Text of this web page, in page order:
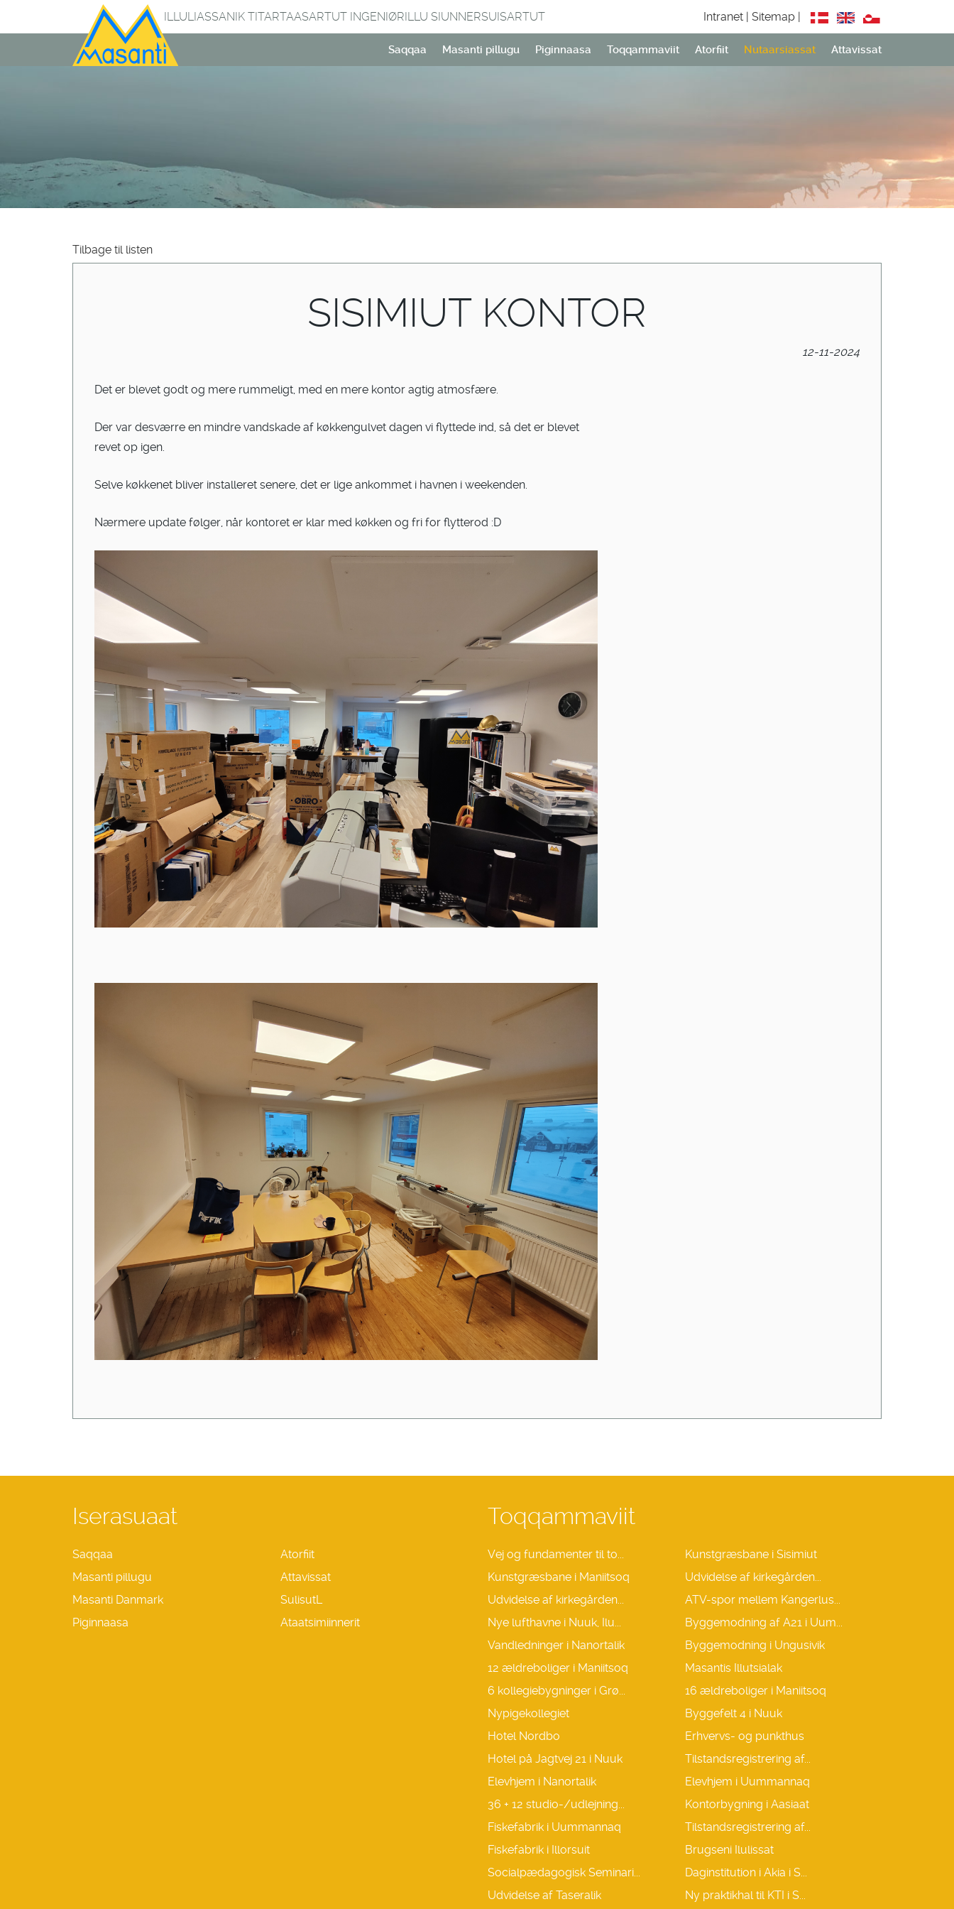
ILLULIASSANIK TITARTAASARTUT INGENIØRILLU SIUNNERSUISARTUT Intranet |Sitemap |
Saqqaa Masanti pillugu Piginnaasa Toqqammaviit Atorfiit Nutaarsiassat Attavissat
Tilbage til listen
SISIMIUT KONTOR
12-11-2024
Det er blevet godt og mere rummeligt, med en mere kontor agtig atmosfære.
Der var desværre en mindre vandskade af køkkengulvet dagen vi flyttede ind, så det er blevet
revet op igen.
Selve køkkenet bliver installeret senere, det er lige ankommet i havnen i weekenden.
Nærmere update følger, når kontoret er klar med køkken og fri for flytterod :D
Iserasuaat
Saqqaa
Masanti pillugu
Masanti Danmark
Piginnaasa
Atorfiit
Attavissat
SulisutL
Ataatsimiinnerit
Toqqammaviit
Vej og fundamenter til to...
Kunstgræsbane i Sisimiut
Kunstgræsbane i Maniitsoq
Udvidelse af kirkegården...
Udvidelse af kirkegården...
ATV-spor mellem Kangerlus...
Nye lufthavne i Nuuk, Ilu...
Byggemodning af A21 i Uum...
Vandledninger i Nanortalik
Byggemodning i Ungusivik
12 ældreboliger i Maniitsoq
Masantis Illutsialak
6 kollegiebygninger i Grø...
16 ældreboliger i Maniitsoq
Nypigekollegiet
Byggefelt 4 i Nuuk
Hotel Nordbo
Erhvervs- og punkthus
Hotel på Jagtvej 21 i Nuuk
Tilstandsregistrering af...
Elevhjem i Nanortalik
Elevhjem i Uummannaq
36 + 12 studio-/udlejning...
Kontorbygning i Aasiaat
Fiskefabrik i Uummannaq
Tilstandsregistrering af...
Fiskefabrik i Illorsuit
Brugseni Ilulissat
Socialpædagogisk Seminari...
Daginstitution i Akia i S...
Udvidelse af Taseralik
Ny praktikhal til KTI i S...